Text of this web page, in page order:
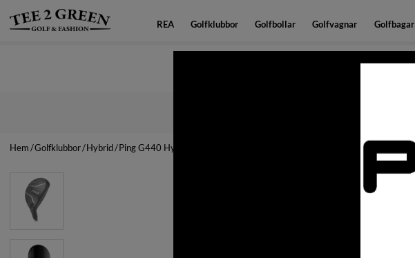
REA Golfklubbor Golfbollar Golfvagnar Golfbagar
Hem Golfklubbor Hybrid Ping G440 Hybrid